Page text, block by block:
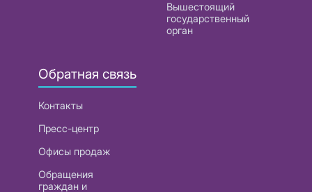
Вышестоящий
государственный
орган
Обратная связь
Контакты
Пресс-центр
Офисы продаж
Обращения
граждан и